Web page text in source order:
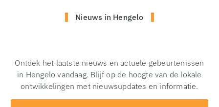
Nieuws in Hengelo
Ontdek het laatste nieuws en actuele gebeurtenissen
in Hengelo vandaag. Blijf op de hoogte van de lokale
ontwikkelingen met nieuwsupdates en informatie.